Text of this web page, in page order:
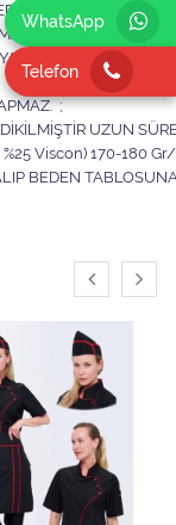
WhatsApp
Telefon
CEBİ VARDIR. ;
;
;
;
UZUN
Viscon) 170-180
BEDEN